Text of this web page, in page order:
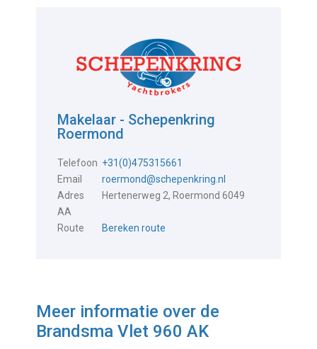
Makelaar - Schepenkring
Roermond
Telefoon +31(0)475315661
Email
roermond@schepenkring.nl
Adres
Hertenerweg 2, Roermond 6049
AA
Route
Bereken route
Meer informatie over de
Brandsma Vlet 960 AK